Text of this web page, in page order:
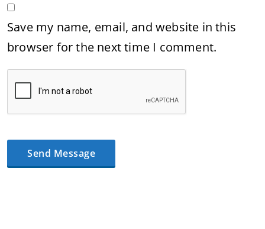
Save my name, email, and website in this
browser for the next time I comment.